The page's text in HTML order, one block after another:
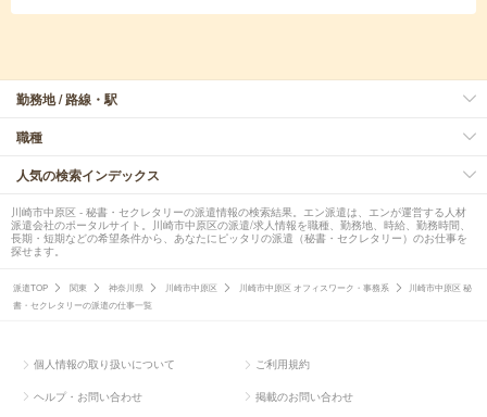
勤務地 / 路線・駅
職種
人気の検索インデックス
川崎市中原区 - 秘書・セクレタリーの派遣情報の検索結果。エン派遣は、エンが運営する人材
派遣会社のポータルサイト。川崎市中原区の派遣/求人情報を職種、勤務地、時給、勤務時間、
長期・短期などの希望条件から、あなたにピッタリの派遣（秘書・セクレタリー）のお仕事を
探せます。
派遣TOP 関東 神奈川県 川崎市中原区 川崎市中原区 オフィスワーク・事務系
川崎市中原区 秘
書・セクレタリーの派遣の仕事一覧
個人情報の取り扱いについて ご利用規約
ヘルプ・お問い合わせ 掲載のお問い合わせ